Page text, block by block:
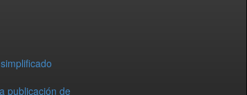
publicación de